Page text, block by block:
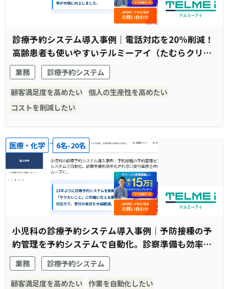
診療予約システム導入事例｜電話対応を20%削減！
高齢患者も使いやすいテルミーアイ（たむらクリニ
ック様）
業務
診療予約システム
顧客満足度を高めたい 個人の生産性を高めたい
コストを削減したい
医療・化学 6名-20名
小児科の診療予約システム導入事例｜予防接種の予
約管理を予約システムで自動化。診察準備も効率化
され窓口受付業務全体がスムーズに。
業務
診療予約システム
顧客満足度を高めたい 作業を自動化したい